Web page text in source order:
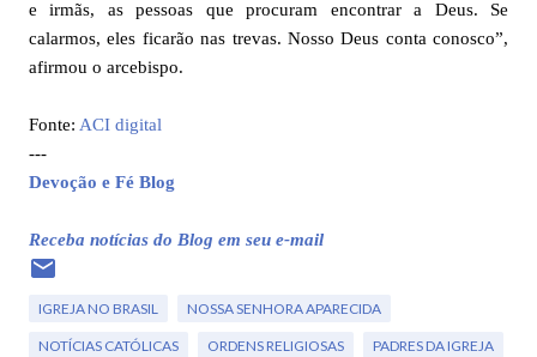
e irmãs, as pessoas que procuram encontrar a Deus. Se
calarmos, eles ficarão nas trevas. Nosso Deus conta conosco”,
afirmou o arcebispo.
Fonte: ACI digital
---
Devoção e Fé Blog
Receba notícias do Blog em seu e-mail
IGREJA NO BRASIL NOSSA SENHORA APARECIDA
NOTÍCIAS CATÓLICAS ORDENS RELIGIOSAS PADRES DA IGREJA